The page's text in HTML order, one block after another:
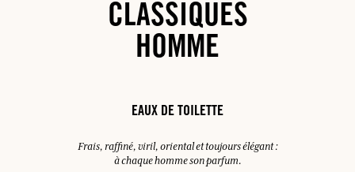
CLASSIQUES
HOMME
EAUX DE TOILETTE
Frais, raffiné, viril, oriental et toujours élégant :
à chaque homme son parfum.